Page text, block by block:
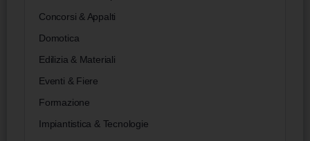
Concorsi & Appalti
Domotica
Edilizia & Materiali
Eventi & Fiere
Formazione
Impiantistica & Tecnologie